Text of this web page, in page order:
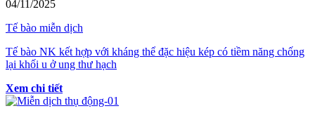
04/11/2025
Tế bào miễn dịch
Tế bào NK kết hợp với kháng thể đặc hiệu kép có tiềm năng chống
lại khối u ở ung thư hạch
Xem chi tiết